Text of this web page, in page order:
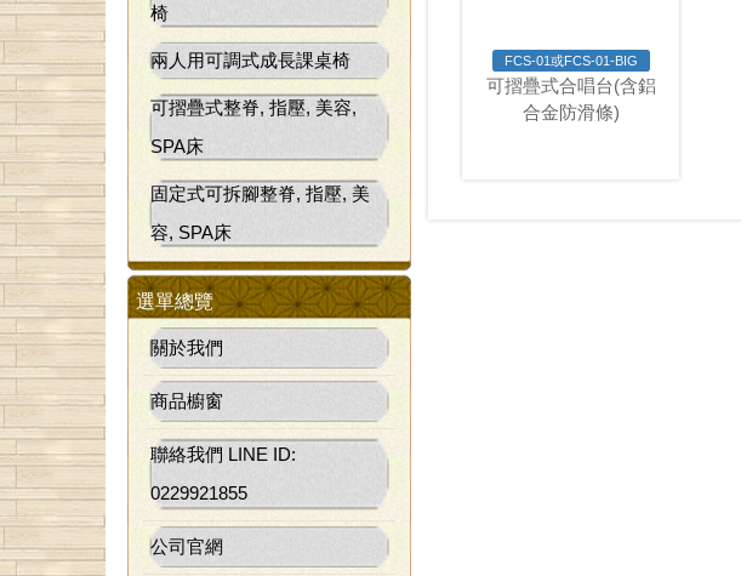
椅
兩人用可調式成長課桌椅
可摺疊式整脊, 指壓, 美容,
SPA床
固定式可拆腳整脊, 指壓, 美
容, SPA床
選單總覽
關於我們
商品櫥窗
聯絡我們 LINE ID:
0229921855
公司官網
FCS-01或FCS-01-BIG
可摺疊式合唱台(含鋁
合金防滑條)